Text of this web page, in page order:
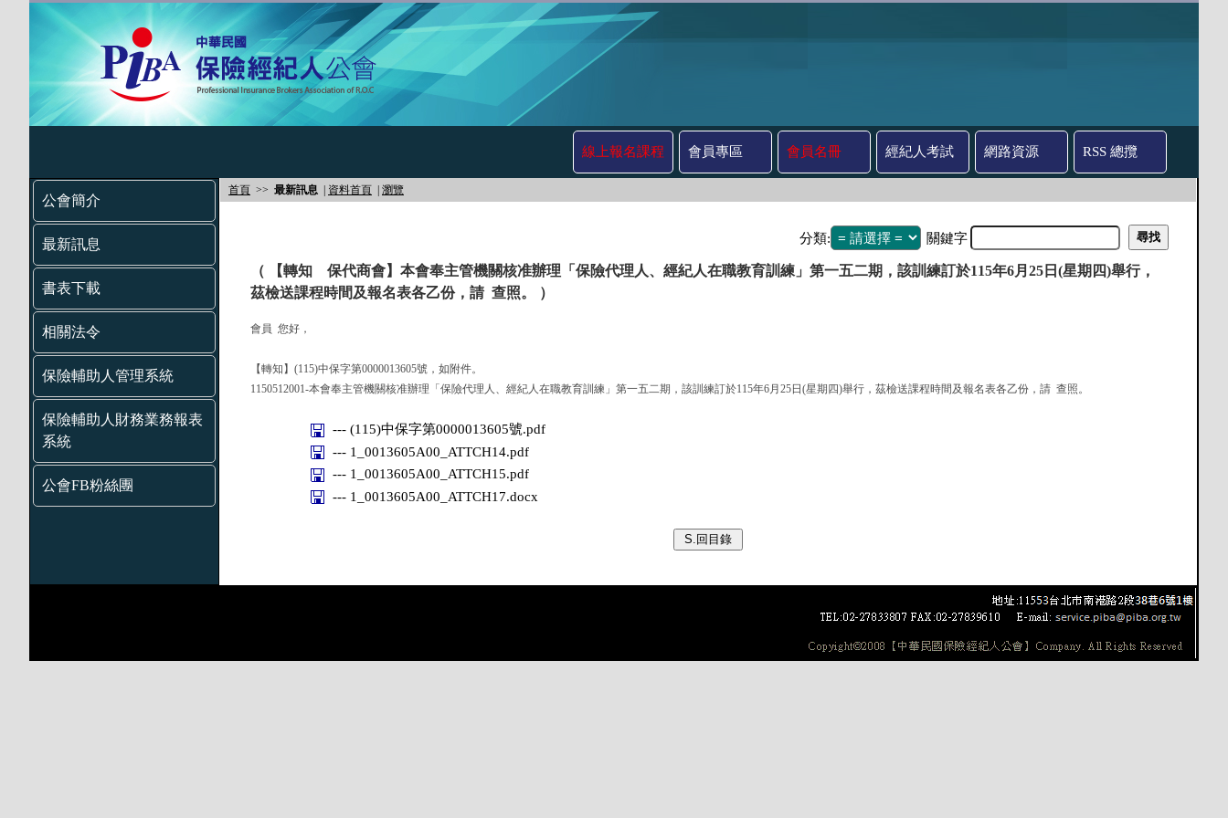
線上報名課程 會員專區 會員名冊 經紀人考試 網路資源 RSS 總攬
公會簡介
最新訊息
書表下載
相關法令
保險輔助人管理系統
保險輔助人財務業務報表
系統
公會FB粉絲團
首頁 >> 最新訊息 資料首頁 瀏覽
分類: 關鍵字
（ 【轉知 保代商會】本會奉主管機關核准辦理「保險代理人、經紀人在職教育訓練」第一五二期，該訓練訂於115年6月25日(星期四)舉行，
茲檢送課程時間及報名表各乙份，請 查照。 ）
會員 您好，
【轉知】(115)中保字第0000013605號，如附件。
1150512001-本會奉主管機關核准辦理「保險代理人、經紀人在職教育訓練」第一五二期，該訓練訂於115年6月25日(星期四)舉行，茲檢送課程時間及報名表各乙份，請 查照。
--- (115)中保字第0000013605號.pdf
--- 1_0013605A00_ATTCH14.pdf
--- 1_0013605A00_ATTCH15.pdf
--- 1_0013605A00_ATTCH17.docx